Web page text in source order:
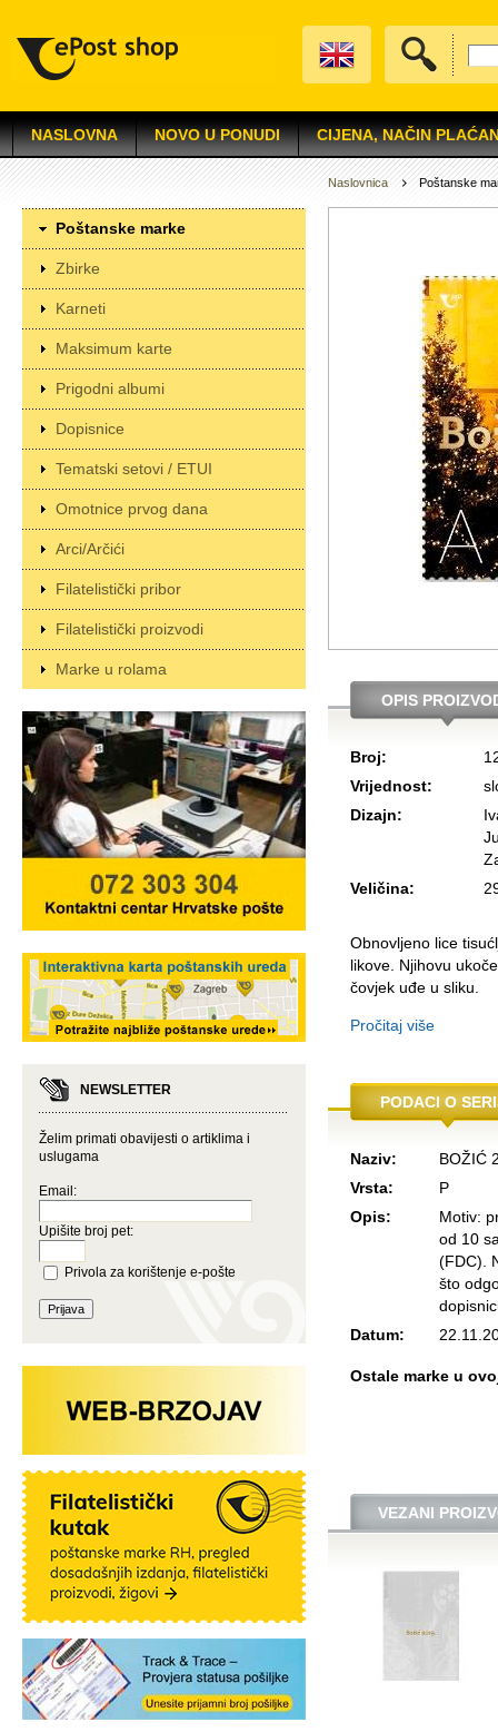
NASLOVNA NOVO U PONUDI CIJENA, NAČIN
Poštanske marke
Zbirke
Karneti
Maksimum karte
Prigodni albumi
Dopisnice
Tematski setovi / ETUI
Omotnice prvog dana
Arci/Arčići
Filatelistički pribor
Filatelistički proizvodi
Marke u rolama
NEWSLETTER
Želim primati obavijesti o artiklima i
uslugama
Email:
Upišite broj pet:
Privola za korištenje e-pošte
Naslovnica Poštanske
OPIS
Broj:
Vrijednost:
Dizajn:
Veličina:
Obnovljeno lice
likove. Njihovu
čovjek uđe u sliku.
Pročitaj više
PODACI O
Naziv:
BOŽIĆ
Vrsta:
P
Opis:
Motiv:
od 10
(FDC).
što
Datum:
Ostale marke u
VEZANI